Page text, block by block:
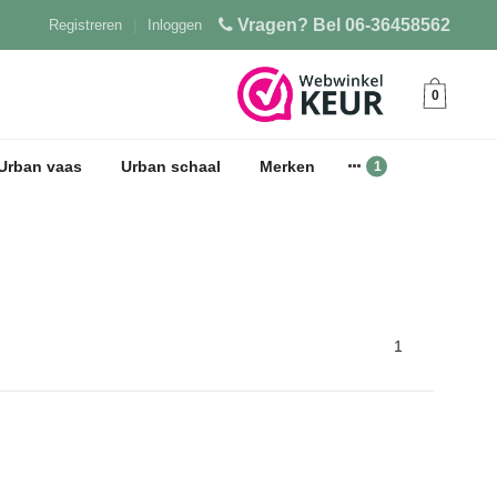
Vragen? Bel 06-36458562
Inloggen
Registreren
0
vaas Urban schaal Merken
1